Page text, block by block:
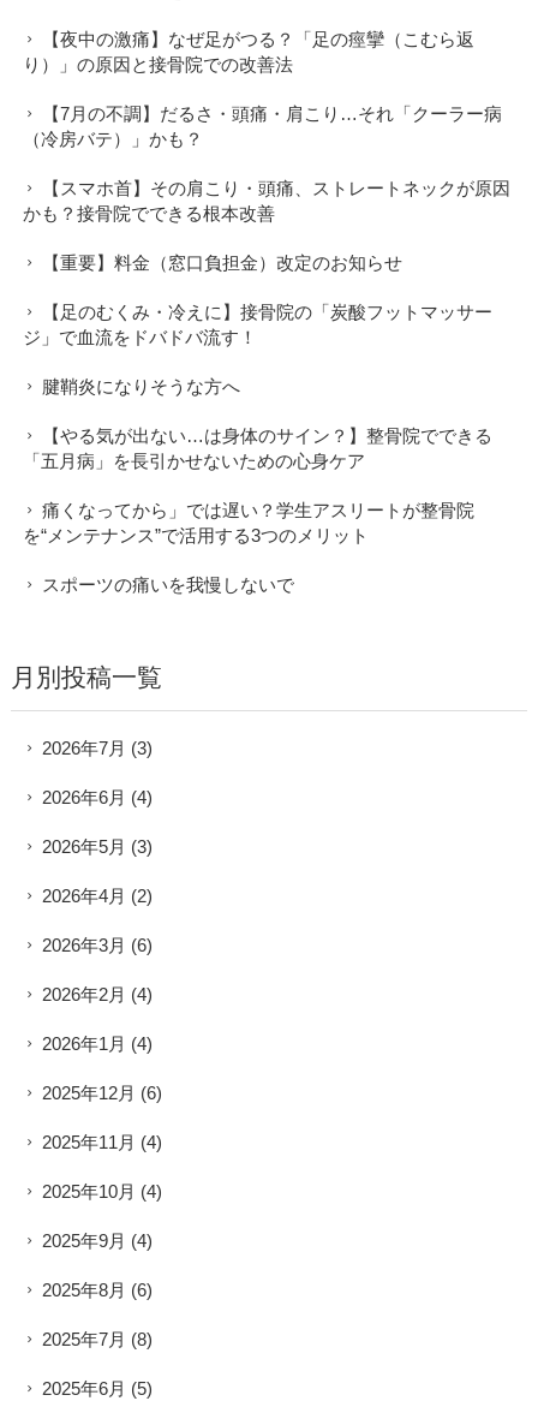
【夜中の激痛】なぜ足がつる？「足の痙攣（こむら返
り）」の原因と接骨院での改善法
【7月の不調】だるさ・頭痛・肩こり…それ「クーラー病
（冷房バテ）」かも？
【スマホ首】その肩こり・頭痛、ストレートネックが原因
かも？接骨院でできる根本改善
【重要】料金（窓口負担金）改定のお知らせ
【足のむくみ・冷えに】接骨院の「炭酸フットマッサー
ジ」で血流をドバドバ流す！
腱鞘炎になりそうな方へ
【やる気が出ない…は身体のサイン？】整骨院でできる
「五月病」を長引かせないための心身ケア
痛くなってから」では遅い？学生アスリートが整骨院
を“メンテナンス”で活用する3つのメリット
スポーツの痛いを我慢しないで
月別投稿一覧
2026年7月 (3)
2026年6月 (4)
2026年5月 (3)
2026年4月 (2)
2026年3月 (6)
2026年2月 (4)
2026年1月 (4)
2025年12月 (6)
2025年11月 (4)
2025年10月 (4)
2025年9月 (4)
2025年8月 (6)
2025年7月 (8)
2025年6月 (5)